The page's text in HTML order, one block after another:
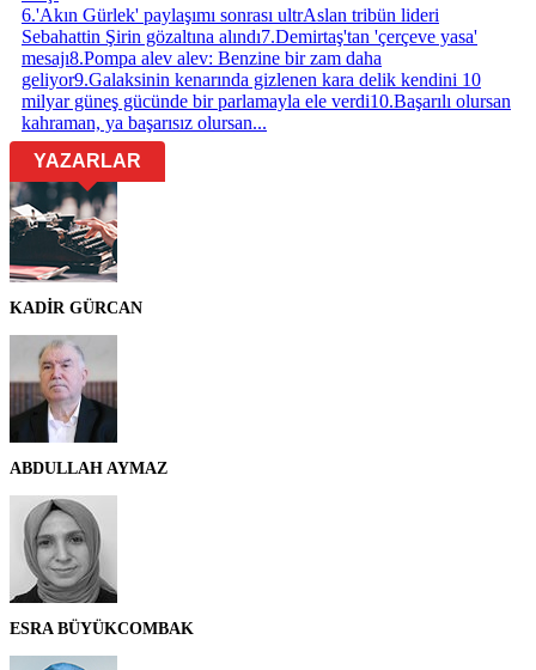
6.'Akın Gürlek' paylaşımı sonrası ultrAslan tribün lideri
Sebahattin Şirin gözaltına alındı7.Demirtaş'tan 'çerçeve yasa'
mesajı8.Pompa alev alev: Benzine bir zam daha
geliyor9.Galaksinin kenarında gizlenen kara delik kendini 10
milyar güneş gücünde bir parlamayla ele verdi10.Başarılı olursan
kahraman, ya başarısız olursan...
YAZARLAR
KADİR GÜRCAN
ABDULLAH AYMAZ
ESRA BÜYÜKCOMBAK